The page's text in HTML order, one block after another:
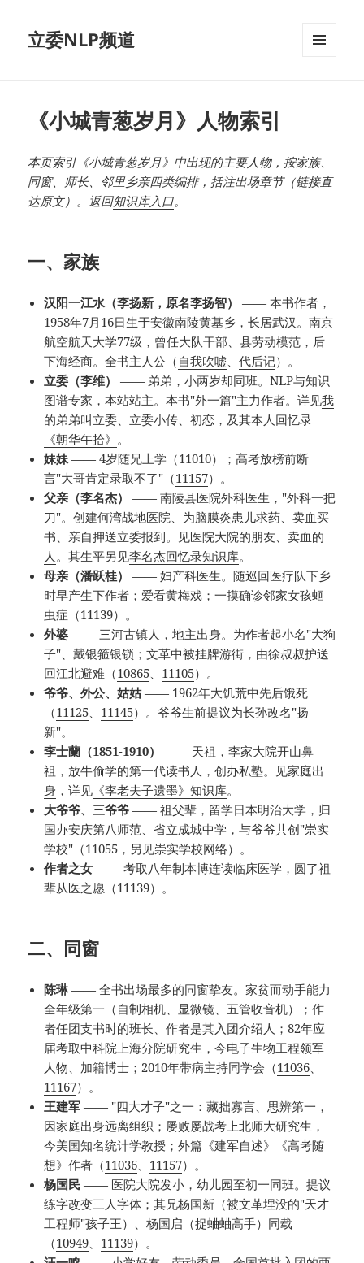
立委NLP频道
《小城青葱岁月》人物索引
本页索引《小城青葱岁月》中出现的主要人物，按家族、
同窗、师长、邻里乡亲四类编排，括注出场章节（链接直
达原文）。返回知识库入口。
一、家族
汉阳一江水（李扬新，原名李扬智）
—— 本书作者，
1958年7月16日生于安徽南陵黄墓乡，长居武汉。南京
航空航天大学77级，曾任大队干部、县劳动模范，后
下海经商。全书主人公（ 自我吹嘘、代后记）。
立委（李维）
—— 弟弟，小两岁却同班。NLP与知识
图谱专家，本站站主。本书"外一篇"主力作者。详见我
的弟弟叫立委、 立委小传、初恋 ，及其本人回忆录
《朝华午拾》 。
妹妹—— 4岁随兄上学（11010）；高考放榜前断
言"大哥肯定录取不了"（11157）。
父亲（李名杰）
—— 南陵县医院外科医生，"外科一把
刀"。创建何湾战地医院、为脑膜炎患儿求药、卖血买
书、亲自押送立委报到。见医院大院的朋友、卖血的
人。其生平另见李名杰回忆录知识库。
母亲（潘跃桂）
—— 妇产科医生。随巡回医疗队下乡
时早产生下作者；爱看黄梅戏；一摸确诊邻家女孩蛔
虫症（11139）。
外婆 —— 三河古镇人，地主出身。为作者起小名"大狗
子"、戴银箍银锁；文革中被挂牌游街，由徐叔叔护送
回江北避难（10865、 11105）。
爷爷、外公、姑姑—— 1962年大饥荒中先后饿死
（11125、 11145）。爷爷生前提议为长孙改名"扬
新"。
李士蘭（1851-1910）
—— 天祖，李家大院开山鼻
祖，放牛偷学的第一代读书人，创办私塾。见家庭出
身 ，详见 《李老夫子遗墨》知识库。
大爷爷、三爷爷 —— 祖父辈，留学日本明治大学，归
国办安庆第八师范、省立成城中学，与爷爷共创"崇实
学校"（11055 ，另见崇实学校网络）。
作者之女 —— 考取八年制本博连读临床医学，圆了祖
辈从医之愿（11139）。
二、同窗
陈琳—— 全书出场最多的同窗挚友。家贫而动手能力
全年级第一（自制相机、显微镜、五管收音机）；作
者任团支书时的班长、作者是其入团介绍人；82年应
届考取中科院上海分院研究生，今电子生物工程领军
人物、加籍博士；2010年带病主持同学会（11036、
11167）。
王建军 —— "四大才子"之一：藏拙寡言、思辨第一，
因家庭出身远离组织；屡败屡战考上北师大研究生，
今美国知名统计学教授；外篇《建军自述》《高考随
想》作者（11036、 11157）。
杨国民 —— 医院大院发小，幼儿园至初一同班。提议
练字改变三人字体；其兄杨国新（被文革埋没的"天才
工程师"孩子王）、杨国启（捉蛐蛐高手）同载
（10949、 11139）。